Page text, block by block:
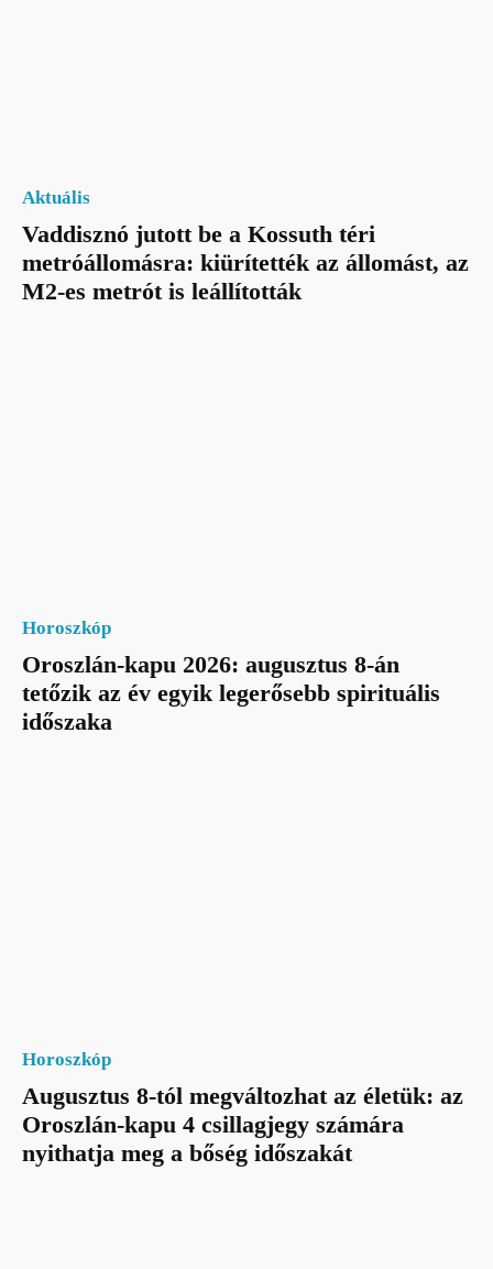
Aktuális
Vaddisznó jutott be a Kossuth téri
metróállomásra: kiürítették az állomást, az
M2-es metrót is leállították
Horoszkóp
Oroszlán-kapu 2026: augusztus 8-án
tetőzik az év egyik legerősebb spirituális
időszaka
Horoszkóp
Augusztus 8-tól megváltozhat az életük: az
Oroszlán-kapu 4 csillagjegy számára
nyithatja meg a bőség időszakát